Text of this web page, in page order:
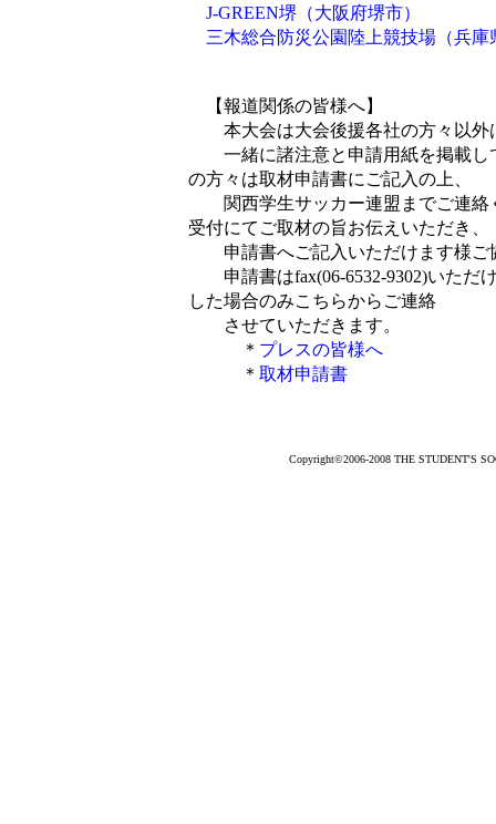
J-GREEN堺（大阪府堺市）
三木総合防災公園陸上競技場（兵庫
【報道関係の皆様へ】
本大会は大会後援各社の方々以外
一緒に諸注意と申請用紙を掲載し
の方々は取材申請書にご記入の上、
関西学生サッカー連盟までご連絡
受付にてご取材の旨お伝えいただき、
申請書へご記入いただけます様ご
申請書はfax(06-6532-9302)いただ
した場合のみこちらからご連絡
させていただきます。
＊ プレスの皆様へ
＊ 取材申請書
Copyright©2006-2008 THE STUDENT'S